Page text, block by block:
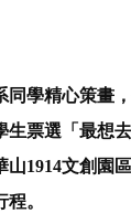
學精心策畫
票選「最想
1914文創園
。